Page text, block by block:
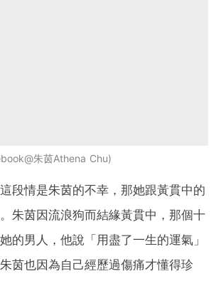
朱茵Athena Chu
段情是朱茵的不幸，那她跟黃貫中的
朱茵因流浪狗而結緣黃貫中，那個十
的男人，他說「用盡了一生的運氣」
茵也因為自己經歷過傷痛才懂得珍